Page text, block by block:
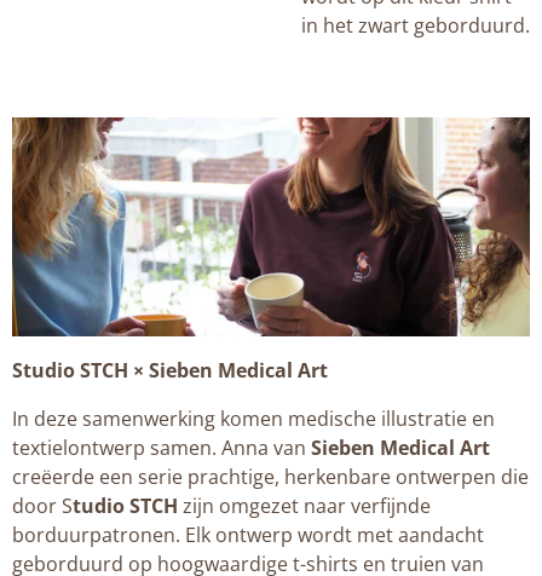
in het zwart geborduurd.
Studio STCH × Sieben Medical Art
In deze samenwerking komen medische illustratie en
textielontwerp samen. Anna van Sieben Medical Art
creëerde een serie prachtige, herkenbare ontwerpen die
door Studio STCH zijn omgezet naar verfijnde
borduurpatronen. Elk ontwerp wordt met aandacht
geborduurd op hoogwaardige t-shirts en truien van